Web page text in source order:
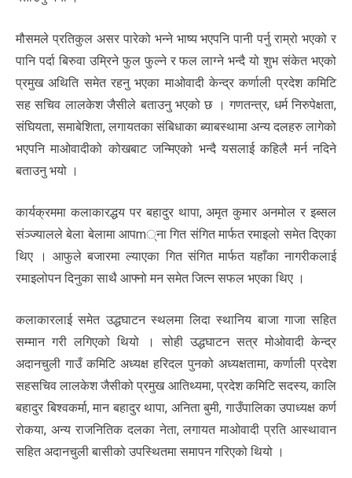
मौसमले प्रतिकुल असर पारेको भन्ने भाष्य भएपनि पानी पर्नु राम्रो भएको र
पानि पर्दा बिरुवा उम्रिने फुल फुल्ने र फल लाग्ने भन्दै यो शुभ संकेत भएको
प्रमुख अथिति समेत रहनु भएका माओवादी केन्द्र कर्णाली प्रदेश कमिटि
सह सचिव लालकेश जैसीले बताउनु भएको छ । गणतन्त्र, धर्म निरुपेक्षता,
संघियता, समाबेशिता, लगायतका संबिधाका ब्याबस्थामा अन्य दलहरु लागेको
भएपनि माओवादीको कोखबाट जन्मिएको भन्दै यसलाई कहिलै मर्न नदिने
बताउनु भयो ।
कार्यक्रममा कलाकारद्धय पर बहादुर थापा, अमृत कुमार अनमोल र इब्सल
संञ्ज्यालले बेला बेलामा आपm्ना गित संगित मार्फत रमाइलो समेत दिएका
थिए । आफुले बजारमा ल्याएका गित संगित मार्फत यहाँका नागरीकलाई
रमाइलोपन दिनुका साथै आफ्नो मन समेत जित्न सफल भएका थिए ।
कलाकारलाई समेत उद्धघाटन स्थलमा लिदा स्थानिय बाजा गाजा सहित
सम्मान गरी लगिएको थियो । सोही उद्धघाटन सत्र मोओवादी केन्द्र
अदानचुली गाउँ कमिटि अध्यक्ष हरिदल पुनको अध्यक्षतामा, कर्णाली प्रदेश
सहसचिव लालकेश जैसीको प्रमुख आतिथ्यमा, प्रदेश कमिटि सदस्य, कालि
बहादुर बिश्वकर्मा, मान बहादुर थापा, अनिता बुमी, गाउँपालिका उपाध्यक्ष कर्ण
रोकया, अन्य राजनितिक दलका नेता, लगायत माओवादी प्रति आस्थावान
सहित अदानचुली बासीको उपस्थितमा समापन गरिएको थियो ।